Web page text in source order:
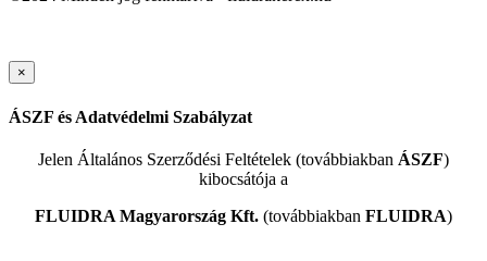
×
ÁSZF és Adatvédelmi Szabályzat
Jelen Általános Szerződési Feltételek (továbbiakban ÁSZF)
kibocsátója a
FLUIDRA Magyarország Kft. (továbbiakban FLUIDRA)